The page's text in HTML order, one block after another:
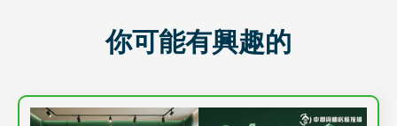
你可能有興趣的